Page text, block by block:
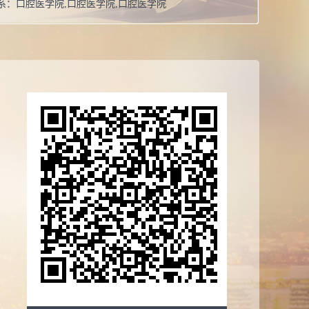
： 口腔医学院,口腔医学院,口腔医学院